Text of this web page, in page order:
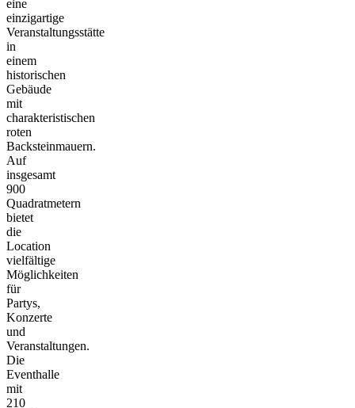
eine
einzigartige
Veranstaltungsstätte
in
einem
historischen
Gebäude
mit
charakteristischen
roten
Backsteinmauern.
Auf
insgesamt
900
Quadratmetern
bietet
die
Location
vielfältige
Möglichkeiten
für
Partys,
Konzerte
und
Veranstaltungen.
Die
Eventhalle
mit
210